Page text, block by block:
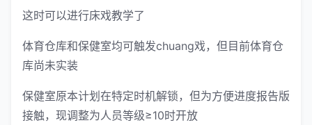
这时可以进行床戏教学了
体育仓库和保健室均可触发chuang戏，但目前体育仓
库尚未实装
保健室原本计划在特定时机解锁，但为方便进度报告版
接触，现调整为人员等级≥10时开放